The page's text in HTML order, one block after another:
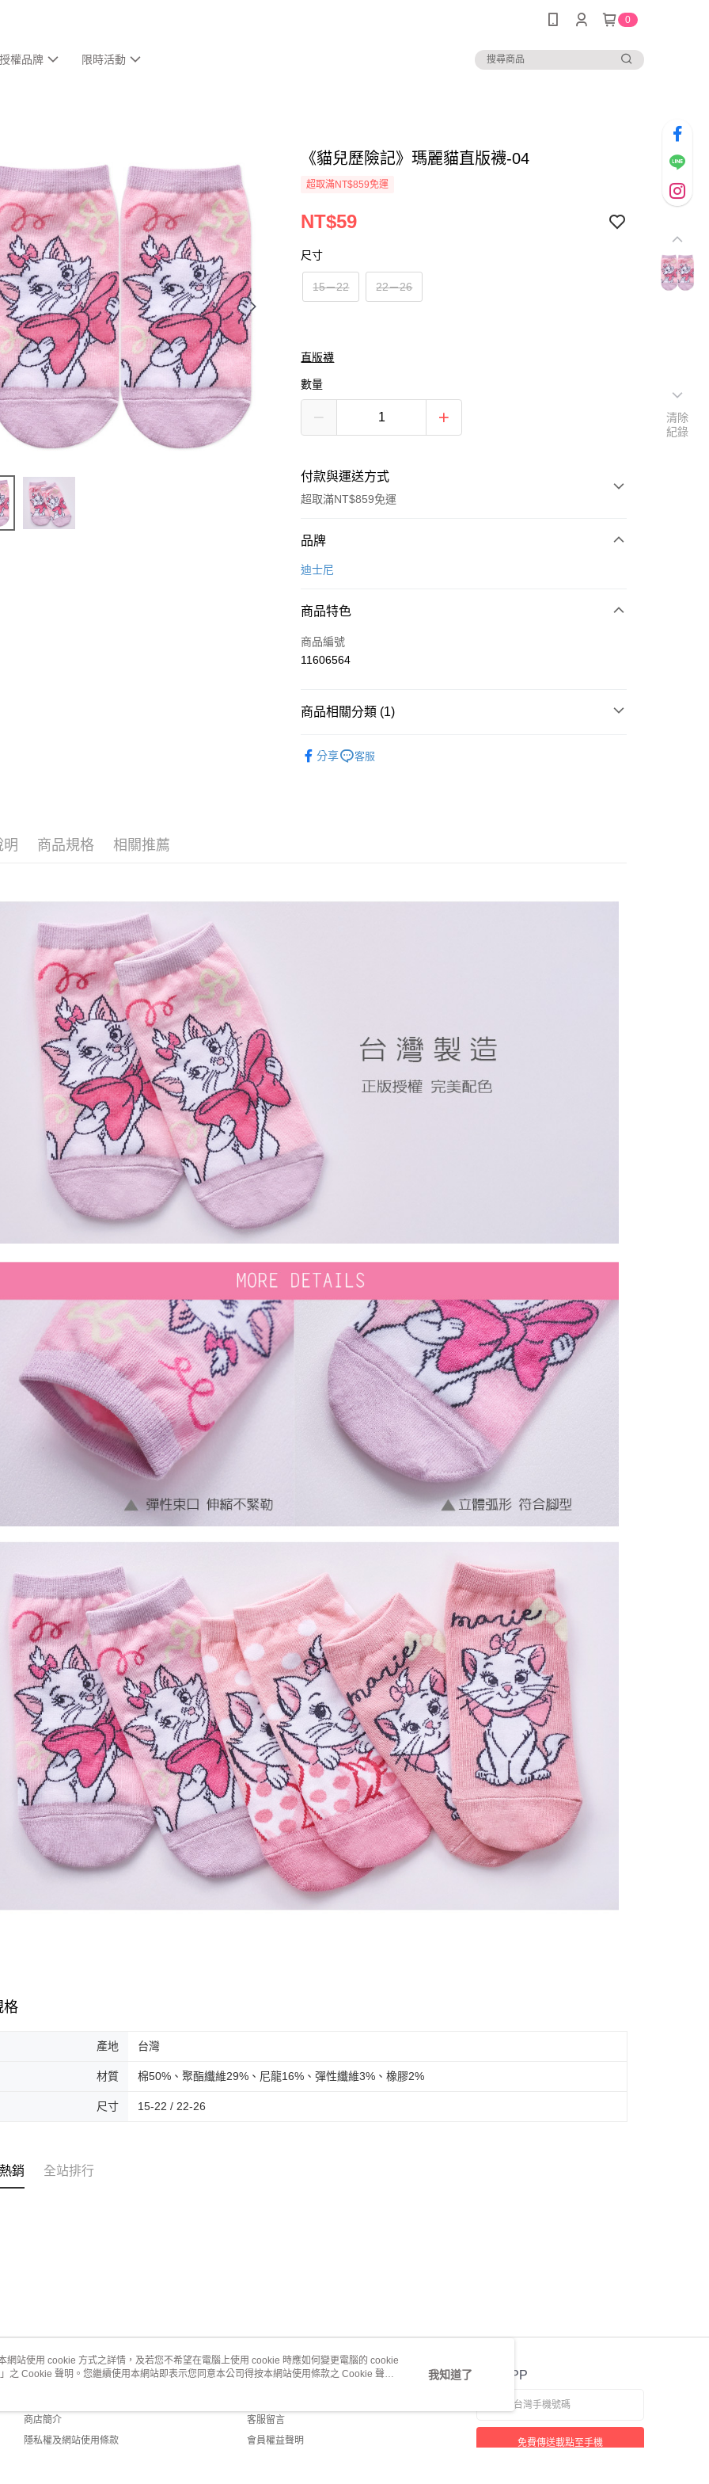
0
權品牌 限時活動
《貓兒歷險記》瑪麗貓直版襪-04
超取滿NT$859免運
NT$59
尺寸
15－22 22－26
直版襪
數量
付款與運送方式
超取滿NT$859免運
付款方式
信用卡一次付款
Apple Pay
全盈+PAY
每筆NT$85，滿NT$859(含以上)免運費
品牌
迪士尼
商品特色
商品編號
11606564
商品相關分類 (1)
分享
客服
明 商品規格 相關推薦
格
產地 台灣
材質 棉50%、聚酯纖維29%、尼龍16%、彈性纖維3%、橡膠2%
尺寸 15-22 / 22-26
銷 全站排行
關於我們
商店簡介
隱私權及網站使用條款
客服資訊
客服留言
會員權益聲明
官方APP
免費傳送載點至手機
清除
紀錄
網站使用 cookie 方式之詳情，及若您不希望在電腦上使用 cookie 時應如何變更電腦的 cookie
」之 Cookie 聲明。您繼續使用本網站即表示您同意本公司得按本網站使用條款之 Cookie 聲明
我知道了